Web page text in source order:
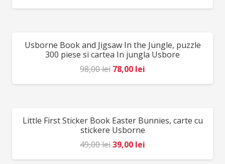
inițial
64,00 lei.
curent
REDUCERI!
Usborne Book and Jigsaw In the Jungle, puzzle
300 piese si cartea In jungla Usbore
98,00lei Prețul
inițial
98,00 lei.
78,00 lei
curent
REDUCERI!
Little First Sticker Book Easter Bunnies, carte cu
stickere Usborne
49,00leiPrețul
inițial
39,00 lei
curent